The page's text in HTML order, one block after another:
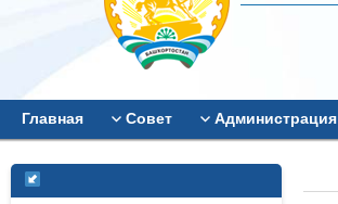
Главная Совет Администрация